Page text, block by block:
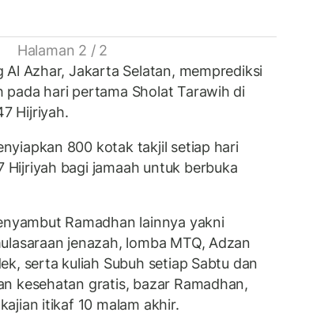
Halaman 2 / 2
Al Azhar, Jakarta Selatan, memprediksi
pada hari pertama Sholat Tarawih di
Hijriyah.
800 kotak takjil setiap hari
Hijriyah bagi jamaah untuk berbuka
Ramadhan lainnya yakni
jenazah, lomba MTQ, Adzan
serta kuliah Subuh setiap Sabtu dan
kesehatan gratis, bazar Ramadhan,
itikaf 10 malam akhir.